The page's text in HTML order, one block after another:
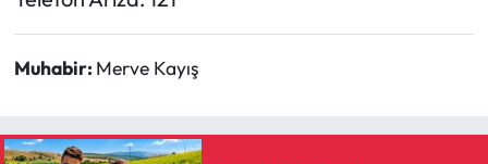
Muhabir: Merve Kayış